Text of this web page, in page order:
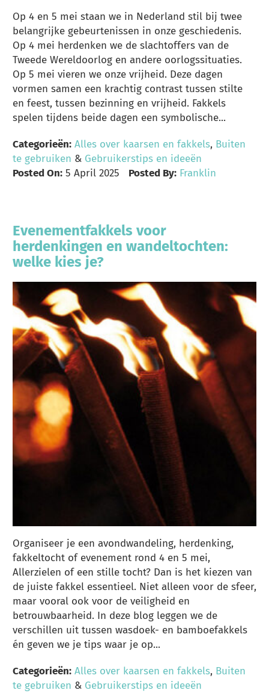
Op 4 en 5 mei staan we in Nederland stil bij twee
belangrijke gebeurtenissen in onze geschiedenis.
Op 4 mei herdenken we de slachtoffers van de
Tweede Wereldoorlog en andere oorlogssituaties.
Op 5 mei vieren we onze vrijheid. Deze dagen
vormen samen een krachtig contrast tussen stilte
en feest, tussen bezinning en vrijheid. Fakkels
spelen tijdens beide dagen een symbolische...
Categorieën: Alles over kaarsen en fakkels, Buiten
te gebruiken & Gebruikerstips en ideeën
Posted On: 5 April 2025 Posted By: Franklin
Evenementfakkels voor
herdenkingen en wandeltochten:
welke kies je?
Organiseer je een avondwandeling, herdenking,
fakkeltocht of evenement rond 4 en 5 mei,
Allerzielen of een stille tocht? Dan is het kiezen van
de juiste fakkel essentieel. Niet alleen voor de sfeer,
maar vooral ook voor de veiligheid en
betrouwbaarheid. In deze blog leggen we de
verschillen uit tussen wasdoek- en bamboefakkels
én geven we je tips waar je op...
Categorieën: Alles over kaarsen en fakkels, Buiten
te gebruiken & Gebruikerstips en ideeën